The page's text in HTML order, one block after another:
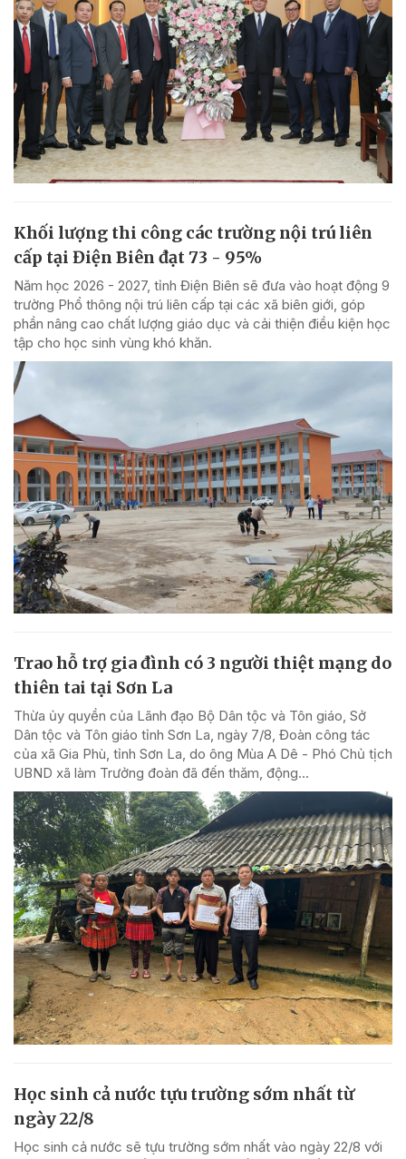
Khối lượng thi công các trường nội trú liên
cấp tại Điện Biên đạt 73 - 95%
Năm học 2026 - 2027, tỉnh Điện Biên sẽ đưa vào hoạt động 9
trường Phổ thông nội trú liên cấp tại các xã biên giới, góp
phần nâng cao chất lượng giáo dục và cải thiện điều kiện học
tập cho học sinh vùng khó khăn.
Trao hỗ trợ gia đình có 3 người thiệt mạng do
thiên tai tại Sơn La
Thừa ủy quyền của Lãnh đạo Bộ Dân tộc và Tôn giáo, Sở
Dân tộc và Tôn giáo tỉnh Sơn La, ngày 7/8, Đoàn công tác
của xã Gia Phù, tỉnh Sơn La, do ông Mùa A Dê - Phó Chủ tịch
UBND xã làm Trưởng đoàn đã đến thăm, động...
Học sinh cả nước tựu trường sớm nhất từ
ngày 22/8
Học sinh cả nước sẽ tựu trường sớm nhất vào ngày 22/8 với